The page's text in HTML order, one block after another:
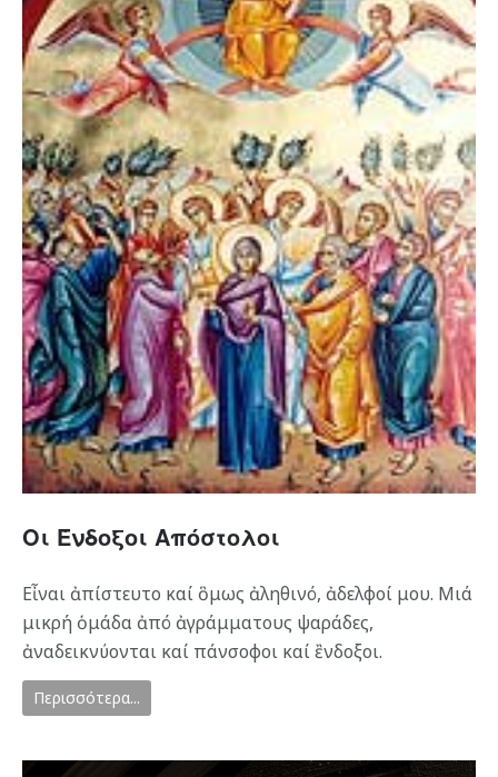
Οι Ένδοξοι Απόστολοι
Εἶναι ἀπίστευτο καί ὃμως ἀληθινό, ἀδελφοί μου. Μιά
μικρή ὁμάδα ἀπό ἀγράμματους ψαράδες,
ἀναδεικνύονται καί πάνσοφοι καί ἒνδοξοι.
Περισσότερα...